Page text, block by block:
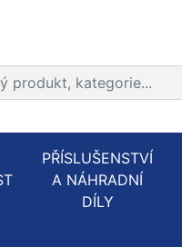
web
PŘÍSLUŠENSTVÍ
A NÁHRADNÍ
DÍLY